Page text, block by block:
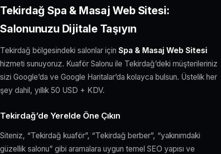
Tekirdağ Spa & Masaj Web Sitesi:
Salonunuzu Dijitale Taşıyın
Tekirdağ bölgesindeki salonlar için Spa & Masaj Web Sitesi
hizmeti sunuyoruz. Kuaför Salonu ile Tekirdağ’deki müşterileriniz
sizi Google’da ve Google Haritalar’da kolayca bulsun. Üstelik her
şey dahil, yıllık 50 USD + KDV.
Tekirdağ’de Yerelde Öne Çıkın
Siteniz, “Tekirdağ kuaför”, “Tekirdağ berber”, “yakınımdaki
güzellik salonu” gibi aramalara uygun temel SEO yapısı ve